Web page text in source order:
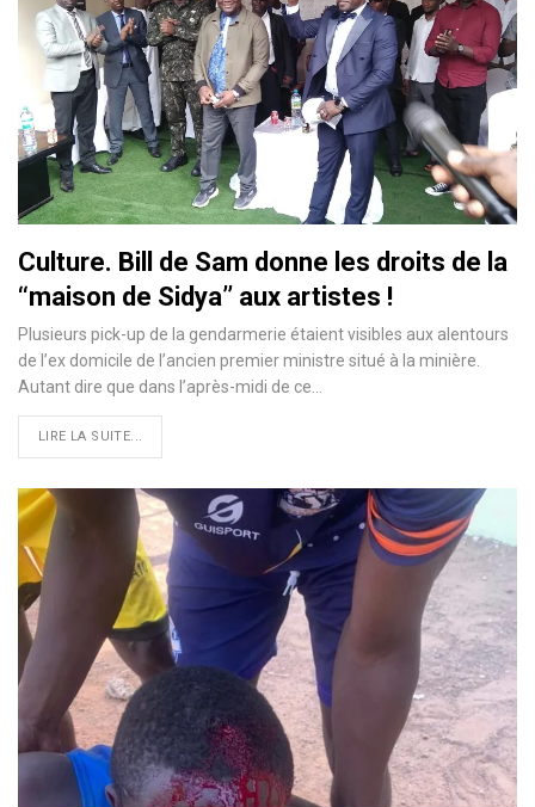
Culture. Bill de Sam donne les droits de la
‘‘maison de Sidya’’ aux artistes !
Plusieurs pick-up de la gendarmerie étaient visibles aux alentours
de l’ex domicile de l’ancien premier ministre situé à la minière.
Autant dire que dans l’après-midi de ce…
LIRE LA SUITE...